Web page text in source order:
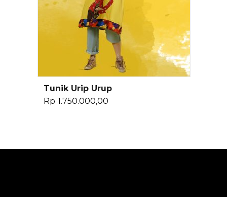
Pilih Opsi
Tunik Urip Urup
Rp 1.750.000,00